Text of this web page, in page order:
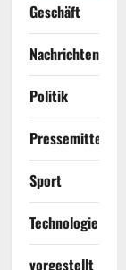
Geschäft
Nachrichten
Politik
Sport
Technologie
vorgestellt